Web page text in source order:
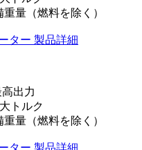
重量（燃料を除く）
ター 製品詳細
出力
トルク
重量（燃料を除く）
ター 製品詳細